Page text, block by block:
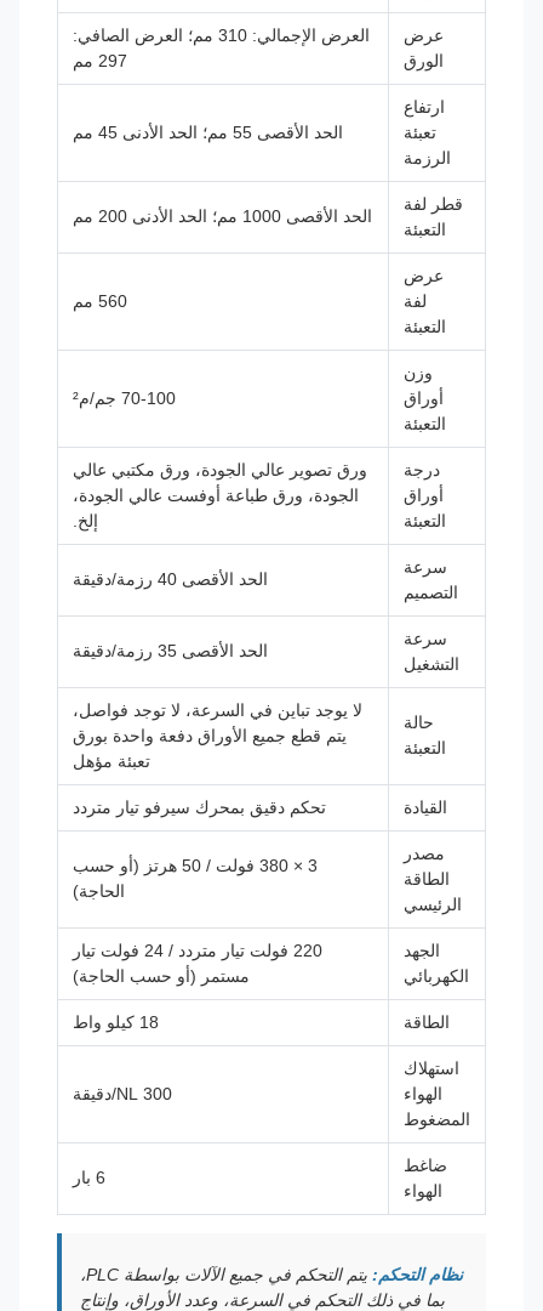
العرض الإجمالي: 310 مم؛ العرض الصافي:
ارتفاع
الرزمة
الحد الأقصى 55 مم؛ الحد الأدنى 45 مم
قطر لفة
التعبئة
الحد الأقصى 1000 مم؛ الحد الأدنى 200 مم
التعبئة
التعبئة
70-100 جم/م²
التعبئة
ورق تصوير عالي الجودة، ورق مكتبي عالي
الجودة، ورق طباعة أوفست عالي الجودة،
سرعة
التصميم
الحد الأقصى 40 رزمة/دقيقة
سرعة
التشغيل
الحد الأقصى 35 رزمة/دقيقة
التعبئة
لا يوجد تباين في السرعة، لا توجد فواصل،
يتم قطع جميع الأوراق دفعة واحدة بورق
تعبئة مؤهل
القيادة تحكم دقيق بمحرك سيرفو تيار متردد
مصدر
الطاقة
الرئيسي
3 × 380 فولت / 50 هرتز (أو حسب
الحاجة)
الكهربائي
220 فولت تيار متردد / 24 فولت تيار
مستمر (أو حسب الحاجة)
الطاقة
استهلاك
المضغوط
ضاغط
نظام التحكم:
بما في ذلك التحكم في السرعة، وعدد الأوراق، وإنتاج